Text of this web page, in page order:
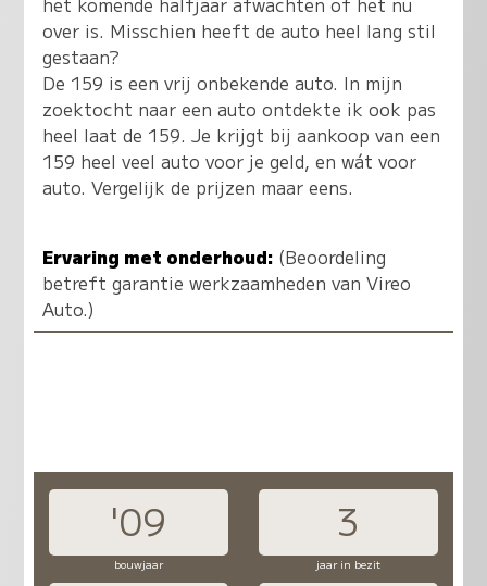
over is. Misschien heeft de auto heel lang stil
gestaan?
De 159 is een vrij onbekende auto. In mijn
zoektocht naar een auto ontdekte ik ook pas
heel laat de 159. Je krijgt bij aankoop van een
159 heel veel auto voor je geld, en wát voor
auto. Vergelijk de prijzen maar eens.
Ervaring met onderhoud: (Beoordeling
betreft garantie werkzaamheden van Vireo
Auto.)
'09 3
bouwjaar jaar in bezit